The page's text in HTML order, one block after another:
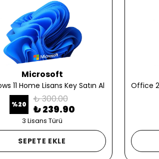
Microsoft
11 Home Lisans Key Satın Al
%20 ₺ 300.00
₺ 239.90
3 Lisans Türü
SEPETE EKLE